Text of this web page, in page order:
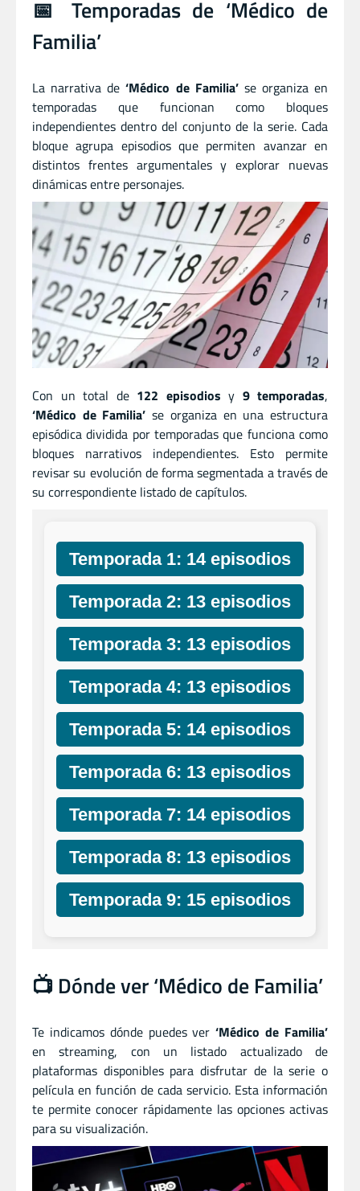
📅 Temporadas de ‘Médico de
Familia’
La narrativa de‘Médico de Familia’se organiza en
temporadas que funcionan como bloques
independientes dentro del conjunto de la serie. Cada
bloque agrupa episodios que permiten avanzar en
distintos frentes argumentales y explorar nuevas
dinámicas entre personajes.
Con un total de 122 episodios y 9 temporadas,
‘Médico de Familia’ se organiza en una estructura
episódica dividida por temporadas que funciona como
bloques narrativos independientes. Esto permite
revisar su evolución de forma segmentada a través de
su correspondiente listado de capítulos.
Temporada 1: 14 episodios
Temporada 2: 13 episodios
Temporada 3: 13 episodios
Temporada 4: 13 episodios
Temporada 5: 14 episodios
Temporada 6: 13 episodios
Temporada 7: 14 episodios
Temporada 8: 13 episodios
Temporada 9: 15 episodios
📺 Dónde ver ‘Médico de Familia’
Te indicamos dónde puedes ver‘Médico de Familia’
en streaming, con un listado actualizado de
plataformas disponibles para disfrutar de la serie o
película en función de cada servicio. Esta información
te permite conocer rápidamente las opciones activas
para su visualización.